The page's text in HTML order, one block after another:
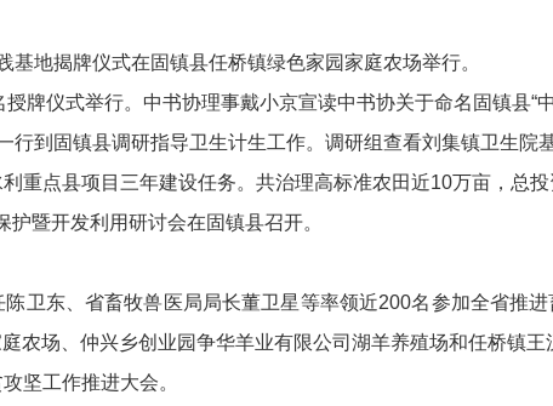
地揭牌仪式在固镇县任桥镇绿色家园家庭农场举行。
牌仪式举行。中书协理事戴小京宣读中书协关于命名固镇县“
到固镇县调研指导卫生计生工作。调研组查看刘集镇卫生院
重点县项目三年建设任务。共治理高标准农田近10万亩，总投
暨开发利用研讨会在固镇县召开。
卫东、省畜牧兽医局局长董卫星等率领近200名参加全省推
农场、仲兴乡创业园争华羊业有限公司湖羊养殖场和任桥镇王
坚工作推进大会。